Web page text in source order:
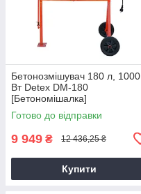
Бетонозмішувач 180 л, 1000
Вт Detex DM-180
[Бетономішалка]
Готово до відправки
9 949 ₴ 12 436,25 ₴
Купити